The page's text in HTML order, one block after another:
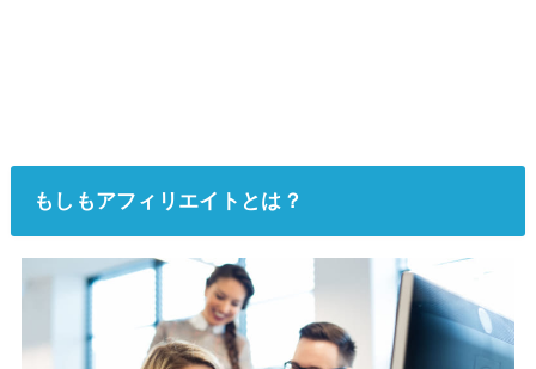
もしもアフィリエイトとは？